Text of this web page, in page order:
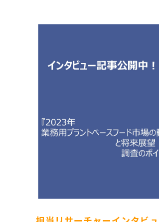
がん
循環器・代謝
泌尿器・婦人
戦略調査